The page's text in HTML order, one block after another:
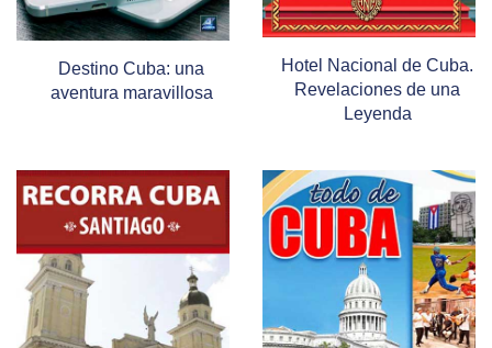
Destino Cuba: una
aventura maravillosa
Hotel Nacional de Cuba.
Revelaciones de una
Leyenda